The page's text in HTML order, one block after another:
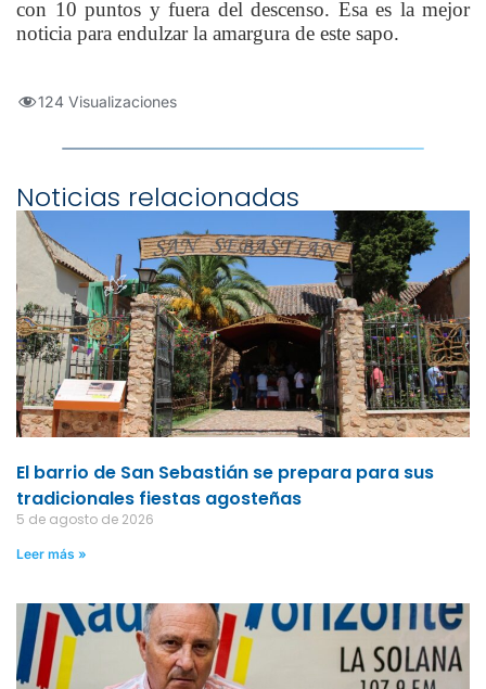
con 10 puntos y fuera del descenso. Esa es la mejor
noticia para endulzar la amargura de este sapo.
124 Visualizaciones
Noticias relacionadas
El barrio de San Sebastián se prepara para sus
tradicionales fiestas agosteñas
5 de agosto de 2026
Leer más »